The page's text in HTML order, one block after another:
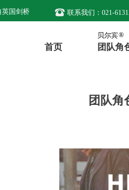
英国剑桥 뀰 联系我们：021-
首页 团队角
团队角
贝尔宾®
团队角